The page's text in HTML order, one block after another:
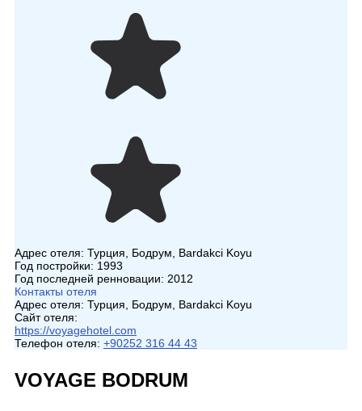
Адрес отеля: Турция, Бодрум, Bardakci Koyu
Год постройки: 1993
Год последней ренновации: 2012
Контакты отеля
Адрес отеля: Турция, Бодрум, Bardakci Koyu
Сайт отеля:
https://voyagehotel.com
Телефон отеля: +90252 316 44 43
VOYAGE BODRUM